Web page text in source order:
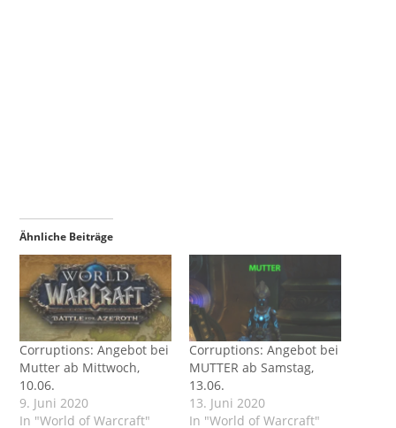
Ähnliche Beiträge
Corruptions: Angebot bei
Mutter ab Mittwoch,
10.06.
9. Juni 2020
In "World of Warcraft"
Corruptions: Angebot bei
MUTTER ab Samstag,
13.06.
13. Juni 2020
In "World of Warcraft"